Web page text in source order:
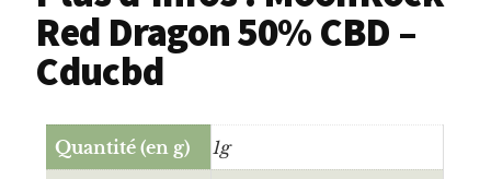
Red Dragon 50% CBD –
Cducbd
Quantité (en g) 1g